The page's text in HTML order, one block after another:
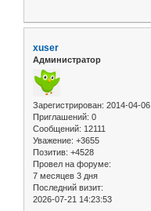
xuser
Администратор
Зарегистрирован: 2014-04-06
Приглашений: 0
Сообщений: 12111
Уважение: +3655
Позитив: +4528
Провел на форуме:
7 месяцев 3 дня
Последний визит:
2026-07-21 14:23:53